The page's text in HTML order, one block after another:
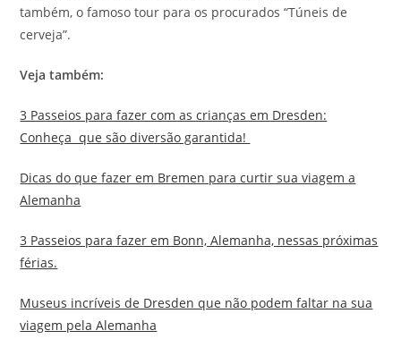
também, o famoso tour para os procurados “Túneis de
cerveja”.
Veja também:
3 Passeios para fazer com as crianças em Dresden:
Conheça que são diversão garantida!
Dicas do que fazer em Bremen para curtir sua viagem a
Alemanha
3 Passeios para fazer em Bonn, Alemanha, nessas próximas
férias.
Museus incríveis de Dresden que não podem faltar na sua
viagem pela Alemanha